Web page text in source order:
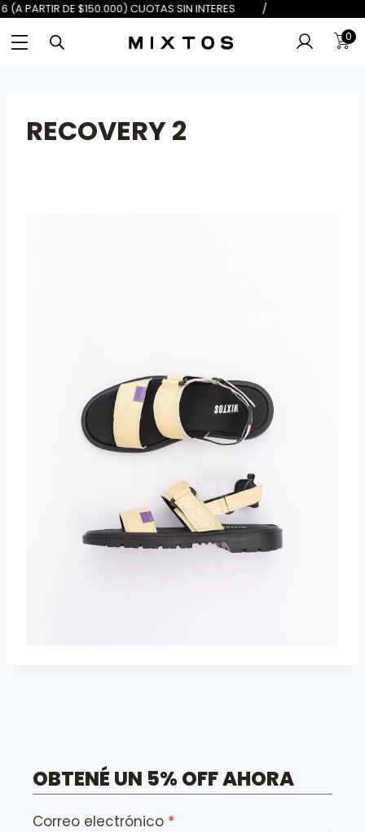
$100.000) 6 (A PARTIR DE
0
RECOVERY 2
OBTENÉ UN 5% OFF AHORA
Correo electrónico